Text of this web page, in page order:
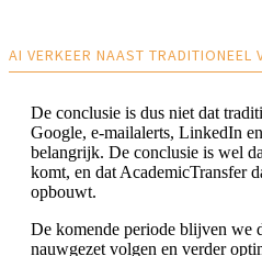
AI VERKEER NAAST TRADITIONEEL
De conclusie is dus niet dat
Google, e-mailalerts, LinkedIn
belangrijk. De conclusie is wel
komt, en dat AcademicTransfer
opbouwt.
De komende periode blijven we
nauwgezet volgen en verder